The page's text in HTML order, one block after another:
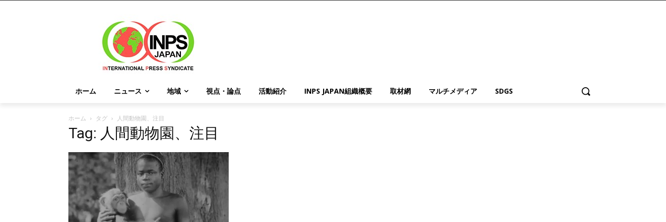
ホーム ニュース 地域 視点・論点 活動紹介 INPS JAPAN組織概要 取材網 マルチメディア SDGS
ホーム タグ 人間動物園、注目
Tag: 人間動物園、注目